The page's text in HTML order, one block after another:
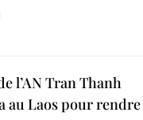
l’AN Tran Thanh
au Laos pour rendre